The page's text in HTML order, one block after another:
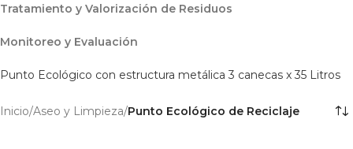
Tratamiento y Valorización de Residuos
Monitoreo y Evaluación
Punto Ecológico con estructura metálica 3 canecas x 35 Litros
Inicio/Aseo y Limpieza/Punto Ecológico de Reciclaje